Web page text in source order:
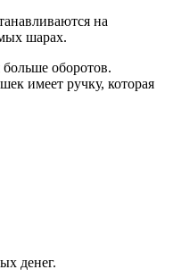
на
шарах.
оборотов.
имеет ручку, которая
денег.